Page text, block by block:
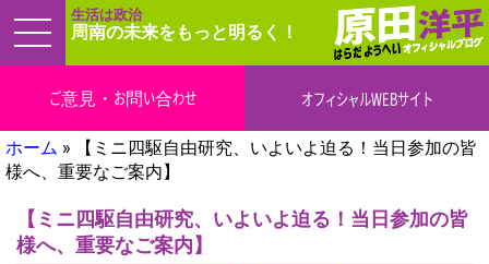
生活は政治
周南の未来をもっと明るく！
ご意見・お問い合わせ オフィシャルWEBサイト
ホーム »
【ミニ四駆自由研究、いよいよ迫る！当日参加の皆
様へ、重要なご案内】
【ミニ四駆自由研究、いよいよ迫る！当日参加の皆
様へ、重要なご案内】